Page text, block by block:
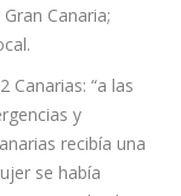
Canaria;
Canarias: “a las
y
recibía una
se había